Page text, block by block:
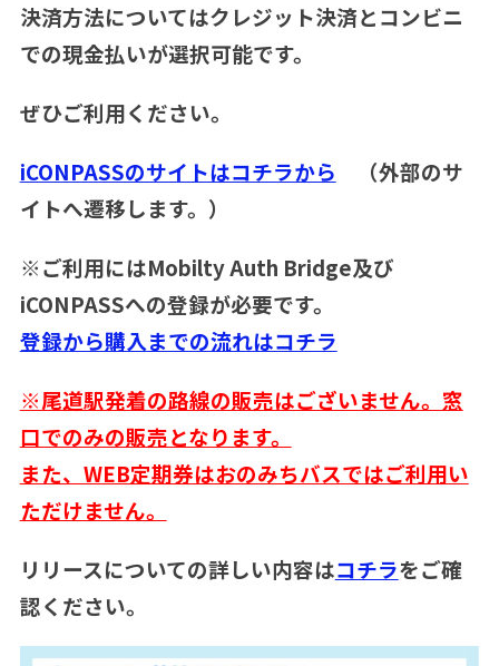
決済方法についてはクレジット決済とコンビニ
での現金払いが選択可能です。
ぜひご利用ください。
iCONPASSのサイトはコチラから （外部のサ
イトへ遷移します。）
※ご利用にはMobilty Auth Bridge及び
iCONPASSへの登録が必要です。
登録から購入までの流れはコチラ
※尾道駅発着の路線の販売はございません。窓
口でのみの販売となります。
また、WEB定期券はおのみちバスではご利用い
ただけません。
リリースについての詳しい内容はコチラをご確
認ください。